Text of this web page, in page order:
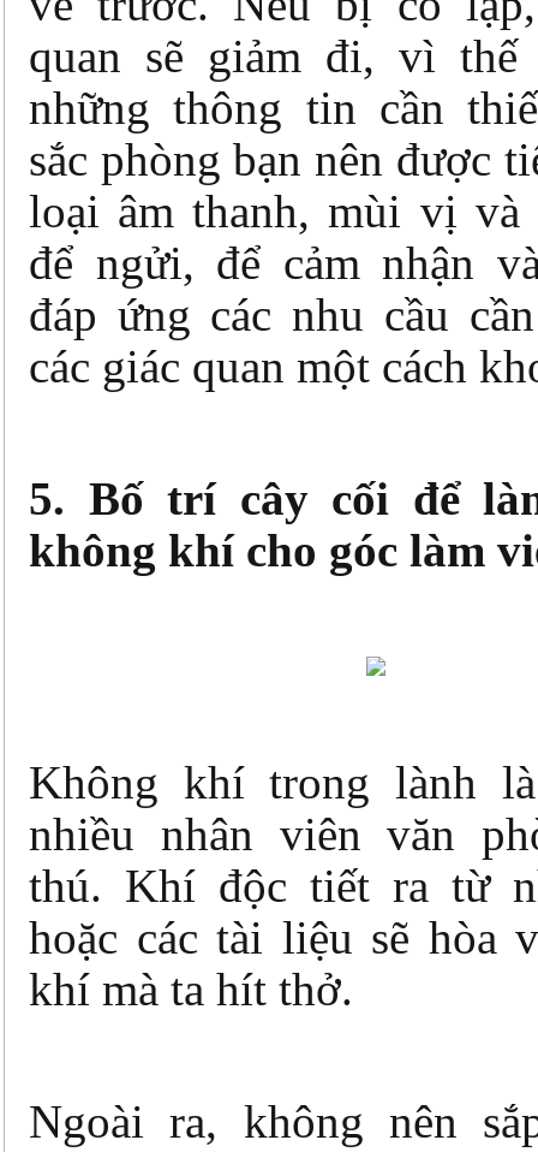
quan sẽ giảm đi, vì thế
những thông tin cần
sắc phòng bạn nên được
loại âm thanh, mùi vị và
để ngửi, để cảm nhận
đáp ứng các nhu cầu
các giác quan một cách
5. Bố trí cây cối để
không khí cho góc làm
Không khí trong lành
nhiều nhân viên văn
thú. Khí độc tiết ra từ
hoặc các tài liệu sẽ hòa
khí mà ta hít thở.
Ngoài ra, không nên